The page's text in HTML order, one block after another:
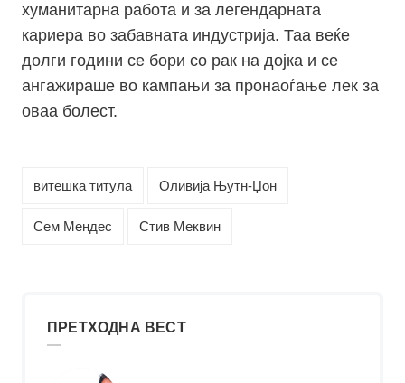
хуманитарна работа и за легендарната
кариера во забавната индустрија. Таа веќе
долги години се бори со рак на дојка и се
ангажираше во кампањи за пронаоѓање лек за
оваа болест.
витешка титула Оливија Њутн-Џон
Сем Мендес Стив Меквин
ПРЕТХОДНА ВЕСТ